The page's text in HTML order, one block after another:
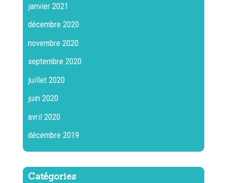
janvier 2021
décembre 2020
novembre 2020
septembre 2020
juillet 2020
juin 2020
avril 2020
décembre 2019
Catégories